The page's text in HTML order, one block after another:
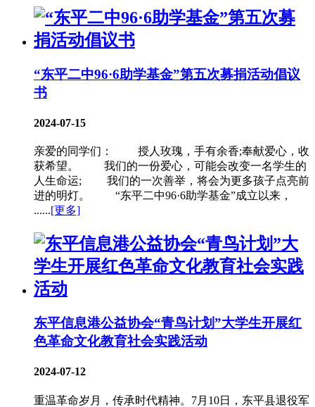
“东平二中96·6助学基金”第五次募捐活动倡议
书
2024-07-15
亲爱的同学们： 授人玫瑰，手有余香;奉献爱心，收
获希望。 我们的一份爱心，可能会改变一名学生的
人生命运; 我们的一次善举，将会为更多孩子点亮前
进的明灯。 “东平二中96·6助学基金”成立以来，
......[更多]
东平信息港公益协会“青鸟计划”大学生开展红
色革命文化教育社会实践活动
2024-07-12
重温革命岁月，传承时代精神。7月10日，东平县退役军